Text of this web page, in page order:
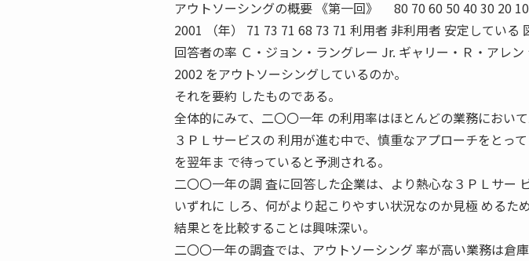
アウトソーシングの概要 《第一回》 80 70 60 50 40 30 20
2001 （年） 71 73 71 68 73 71 利用者 非利用者 安定してい
回答者の率 Ｃ・ジョン・ラングレー Jr. ギャリー・Ｒ・アレ
2002 をアウトソーシングしているのか。
それを要約 したものである。
全体的にみて、二〇〇一年 の利用率はほとんどの業務におい
３ＰＬサービスの 利用が進む中で、慎重なアプローチをとっ
を翌年ま で待っていると予測される。
二〇〇一年の調 査に回答した企業は、より熱心な３ＰＬサー
いずれに しろ、何がより起こりやすい状況なのか見極 めるた
結果とを比較することは興味深い。
二〇〇一年の調査では、アウトソーシング 率が高い業務は倉